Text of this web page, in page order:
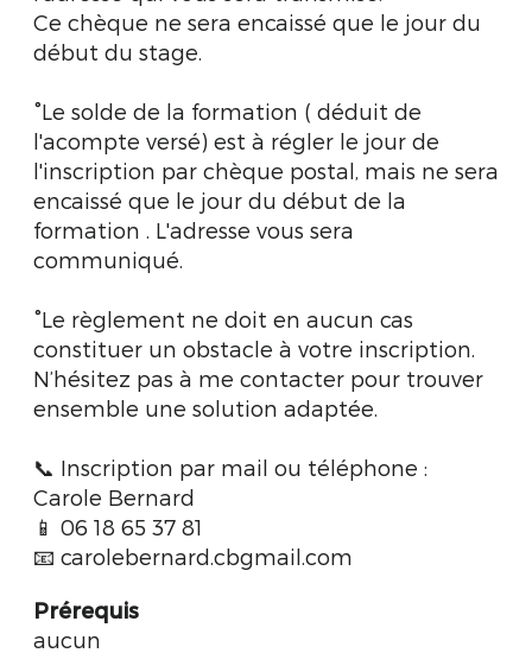
Ce chèque ne sera encaissé que le jour du
début du stage.
°Le solde de la formation ( déduit de
l'acompte versé) est à régler le jour de
l'inscription par chèque postal, mais ne sera
encaissé que le jour du début de la
formation . L'adresse vous sera
communiqué.
°Le règlement ne doit en aucun cas
constituer un obstacle à votre inscription.
N’hésitez pas à me contacter pour trouver
ensemble une solution adaptée.
📞 Inscription par mail ou téléphone :
Carole Bernard
📱 06 18 65 37 81
📧 carolebernard.cbgmail.com
Prérequis
aucun